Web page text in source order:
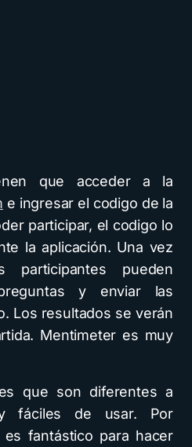
que acceder a la
e ingresar el codigo de la
participar, el codigo lo
la aplicación. Una vez
participantes pueden
y enviar las
Los resultados se verán
Mentimeter es muy
que son diferentes a
fáciles de usar. Por
es fantástico para hacer